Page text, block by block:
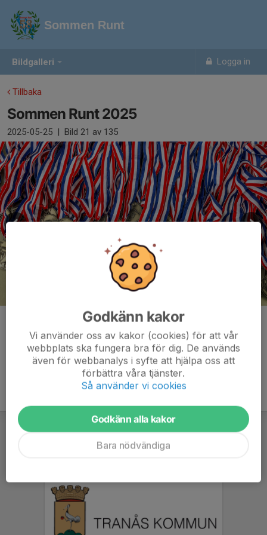
Bildgalleri Logga in
Sommen Runt
Tillbaka
Sommen Runt 2025
2025-05-25 | Bild 21 av 135
Godkänn kakor
Vi använder oss av kakor (cookies) för att vår
webbplats ska fungera bra för dig. De används
även för webbanalys i syfte att hjälpa oss att
förbättra våra tjänster.
Så använder vi cookies
Godkänn alla kakor
Bara nödvändiga